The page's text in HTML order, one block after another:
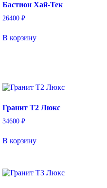
Бастион Хай-Тек
26400 ₽
В корзину
Гранит T2 Люкс
34600 ₽
В корзину